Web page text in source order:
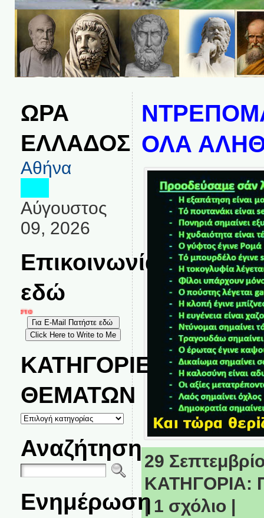
ΩΡΑ
ΕΛΛΑΔΟΣ
Αθήνα
Αύγουστος
09, 2026
Επικοινωνία
εδώ
Για σχόλια, καταγγελίες και
ΚΑΤΗΓΟΡΙΕΣ
ΘΕΜΑΤΩΝ
ΚΑΤΗΓΟΡΙΕΣ
ΘΕΜΑΤΩΝ
Αναζήτηση
Ενημέρωση
ΟΛΑ
29
ΚΑΤΗΓΟΡΙΑ:
| 1 σχόλιο